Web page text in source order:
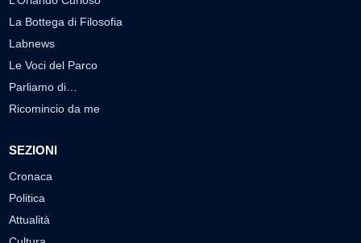
La Bottega di Filosofia
Labnews
Le Voci del Parco
Parliamo di…
Ricomincio da me
SEZIONI
Cronaca
Politica
Attualità